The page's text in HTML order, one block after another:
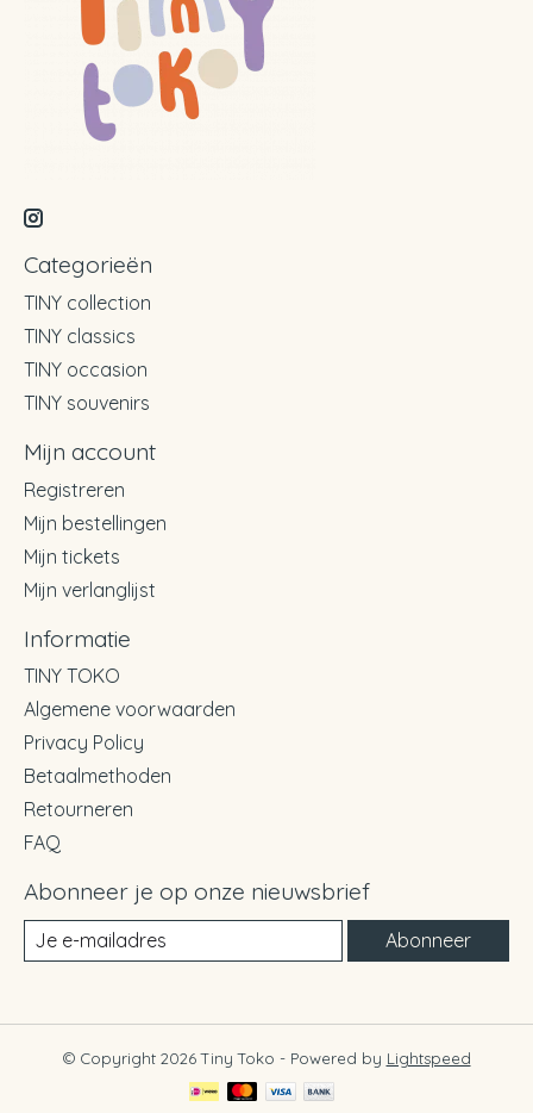
Categorieën
TINY collection
TINY classics
TINY occasion
TINY souvenirs
Mijn account
Registreren
Mijn bestellingen
Mijn tickets
Mijn verlanglijst
Informatie
TINY TOKO
Algemene voorwaarden
Privacy Policy
Betaalmethoden
Retourneren
FAQ
Abonneer je op onze nieuwsbrief
Abonneer
© Copyright 2026 Tiny Toko - Powered by Lightspeed